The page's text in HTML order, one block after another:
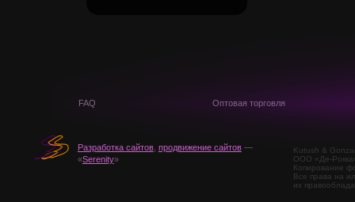
FAQ Оптовая торговля
Разработка сайтов, продвижение сайтов—
«Serenity»
Kutush &
ООО «Де-
Копирование
Все права на
их